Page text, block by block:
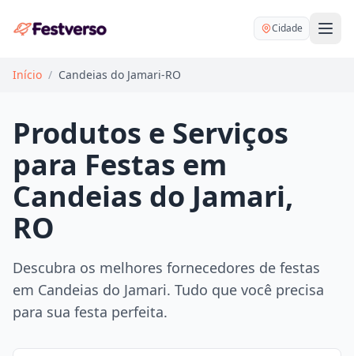
Cidade
Balões delivery
Decoração personalizada
Festa na mesa
Mesas e cadeiras
DJ
Fotógrafo
Buffet infantil
Início / Candeias do Jamari-RO
Produtos e Serviços
para Festas em
Candeias do Jamari,
RO
Descubra os melhores fornecedores de festas
em Candeias do Jamari. Tudo que você precisa
para sua festa perfeita.